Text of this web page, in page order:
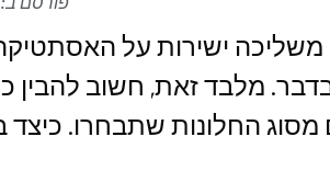
משליכה ישירות על
מלבד זאת, חשוב להבין
מושפעים מסוג החלונות שתבחרו.